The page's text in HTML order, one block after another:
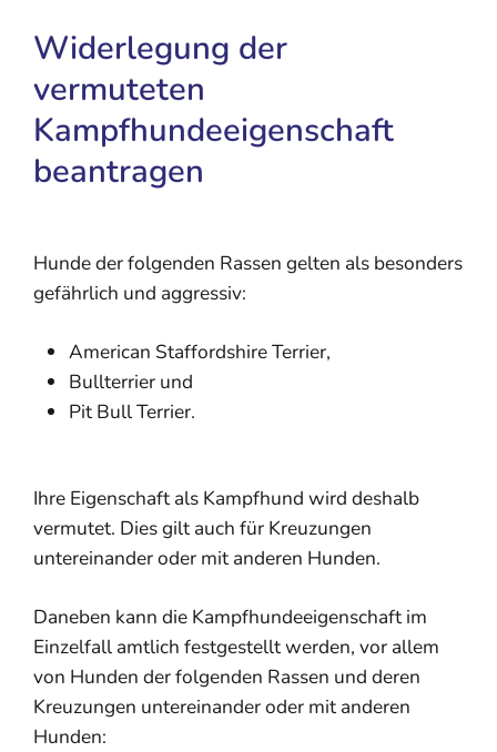
Widerlegung der
vermuteten
Kampfhundeeigenschaft
beantragen
Hunde der folgenden Rassen gelten als besonders
gefährlich und aggressiv:
American Staffordshire Terrier,
Bullterrier und
Pit Bull Terrier.
Ihre Eigenschaft als Kampfhund wird deshalb
vermutet. Dies gilt auch für Kreuzungen
untereinander oder mit anderen Hunden.
Daneben kann die Kampfhundeeigenschaft im
Einzelfall amtlich festgestellt werden, vor allem
von Hunden der folgenden Rassen und deren
Kreuzungen untereinander oder mit anderen
Hunden: